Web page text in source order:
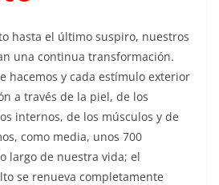
hasta el último suspiro, nuestros
una continua transformación.
hacemos y cada estímulo exterior
a través de la piel, de los
internos, de los músculos y de
como media, unos 700
largo de nuestra vida; el
se renueva completamente